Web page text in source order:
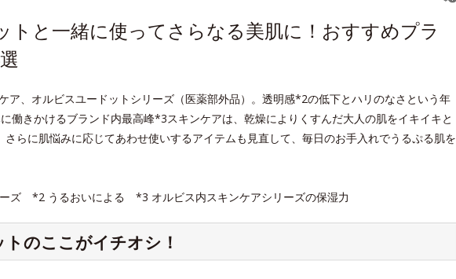
トと一緒に使ってさらなる美肌に！おすすめプラ
ア、オルビスユードットシリーズ（医薬部外品）。透明感*2の低下とハリのなさという年
働きかけるブランド内最高峰*3スキンケアは、乾燥によりくすんだ大人の肌をイキイキと
さらに肌悩みに応じてあわせ使いするアイテムも見直して、毎日のお手入れでうるぷる肌を
ズ *2 うるおいによる *3 オルビス内スキンケアシリーズの保湿力
のここがイチオシ！